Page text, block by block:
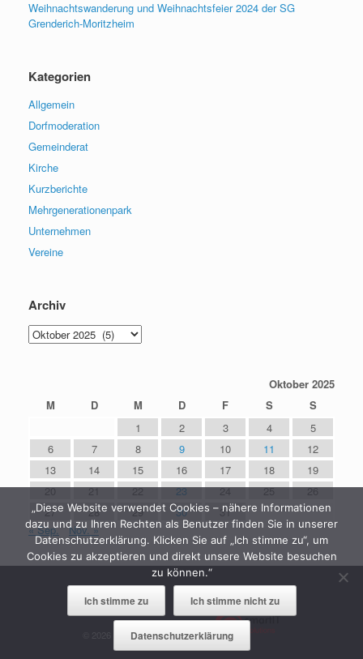
Weihnachtswanderung und Weihnachtsfeier 2024 der SG
Grenderich-Moritzheim
Kategorien
Allgemein
Dorfmoderation
Gemeinderat
Kirche
Kurzberichte
Mehrgenerationenpark
Unternehmen
Vereine
Archiv
Archiv
Oktober 2025
M
D M D F S
S
1
2 3 4
5
6
7 8 9 10 11
12
13
14 15 16 17 18
19
20
21 22 23 24 25
26
27
28 29 30
31
« Sep.
Nov. »
© 2026 Gemeinde Grenderich &
„Diese Website verwendet Cookies – nähere Informationen
dazu und zu Ihren Rechten als Benutzer finden Sie in unserer
Datenschutzerklärung. Klicken Sie auf „Ich stimme zu“, um
Cookies zu akzeptieren und direkt unsere Website besuchen
zu können.“
Ich stimme zu Ich stimme nicht zu
Datenschutzerklärung